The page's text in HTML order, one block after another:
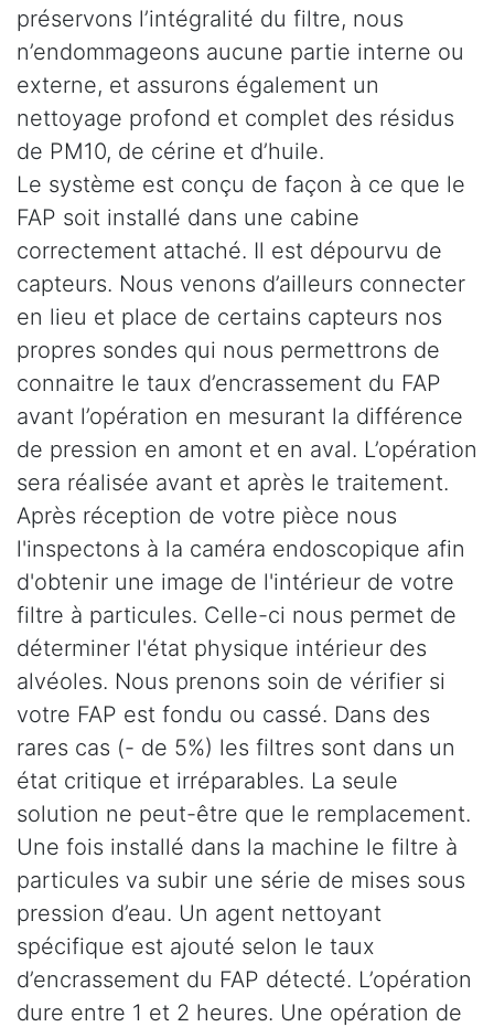
préservons l’intégralité du filtre, nous
n’endommageons aucune partie interne ou
externe, et assurons également un
nettoyage profond et complet des résidus
de PM10, de cérine et d’huile.
Le système est conçu de façon à ce que le
FAP soit installé dans une cabine
correctement attaché. Il est dépourvu de
capteurs. Nous venons d’ailleurs connecter
en lieu et place de certains capteurs nos
propres sondes qui nous permettrons de
connaitre le taux d’encrassement du FAP
avant l’opération en mesurant la différence
de pression en amont et en aval. L’opération
sera réalisée avant et après le traitement.
Après réception de votre pièce nous
l'inspectons à la caméra endoscopique afin
d'obtenir une image de l'intérieur de votre
filtre à particules. Celle-ci nous permet de
déterminer l'état physique intérieur des
alvéoles. Nous prenons soin de vérifier si
votre FAP est fondu ou cassé. Dans des
rares cas (- de 5%) les filtres sont dans un
état critique et irréparables. La seule
solution ne peut-être que le remplacement.
Une fois installé dans la machine le filtre à
particules va subir une série de mises sous
pression d’eau. Un agent nettoyant
spécifique est ajouté selon le taux
d’encrassement du FAP détecté. L’opération
dure entre 1 et 2 heures. Une opération de